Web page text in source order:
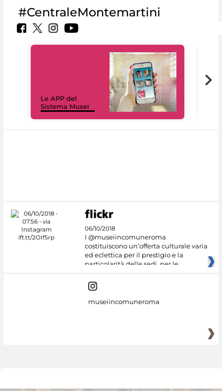
#CentraleMontemartini
Le APP del
Sistema Musei
06/10/2018
I @museiincomuneroma
costituiscono un’offerta culturale varia
ed eclettica per il prestigio e la
particolarità delle sedi, per le
museiincomuneroma